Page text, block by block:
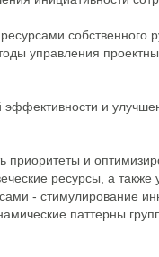
собственного
управления
и
приоритеты и
ресурсы, а также
- стимулирование
паттерны